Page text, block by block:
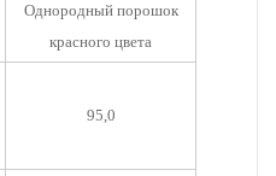
Однородный порошок
красного цвета
95,0